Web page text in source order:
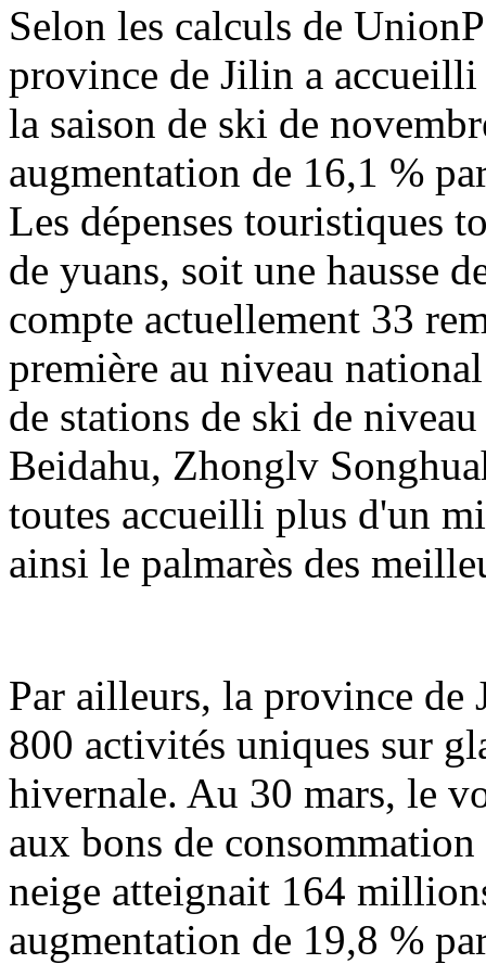
Selon les calculs de
province de Jilin a
la saison de ski de
augmentation de 16,1 %
Les dépenses touristiques
de yuans, soit une hausse
compte actuellement 33
première au niveau
de stations de ski de
Beidahu, Zhonglv
toutes accueilli plus d'un
ainsi le palmarès des
Par ailleurs, la province de
800 activités uniques sur
hivernale. Au 30 mars, le
aux bons de
neige atteignait 164
augmentation de 19,8 %